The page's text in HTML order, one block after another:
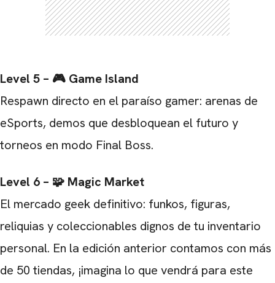
Level 5 – 🎮 Game Island
Respawn directo en el paraíso gamer: arenas de
eSports, demos que desbloquean el futuro y
torneos en modo Final Boss.
Level 6 – 🧩 Magic Market
El mercado geek definitivo: funkos, figuras,
reliquias y coleccionables dignos de tu inventario
personal. En la edición anterior contamos con más
de 50 tiendas, ¡imagina lo que vendrá para este